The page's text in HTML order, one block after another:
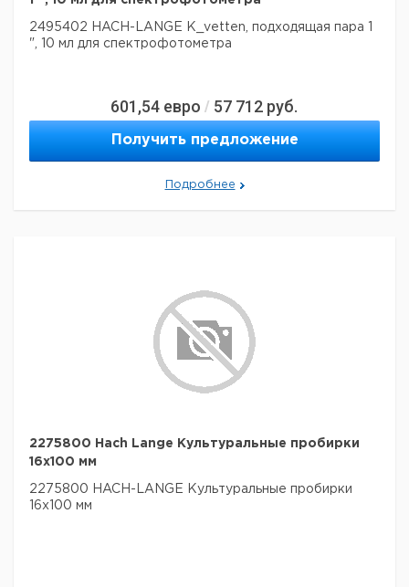
2495402 HACH-LANGE K_vetten, подходящая пара 1
", 10 мл для спектрофотометра
601,54 евро / 57 712 руб.
Получить предложение
Подробнее
2275800 Hach Lange Культуральные пробирки
16x100 мм
2275800 HACH-LANGE Культуральные пробирки
16x100 мм